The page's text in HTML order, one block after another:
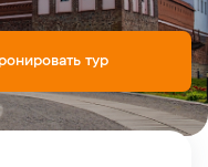
тур